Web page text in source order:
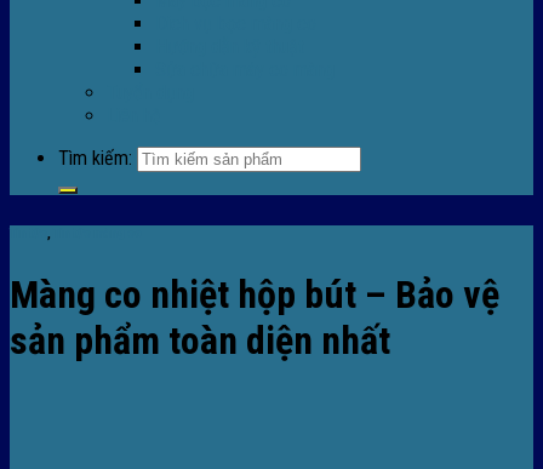
Tìm kiếm:
,
Màng co nhiệt hộp bút – Bảo vệ
sản phẩm toàn diện nhất